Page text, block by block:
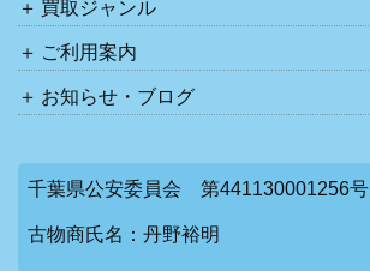
買取ジャンル
ご利用案内
お知らせ・ブログ
千葉県公安委員会 第441130001256号
古物商氏名：丹野裕明